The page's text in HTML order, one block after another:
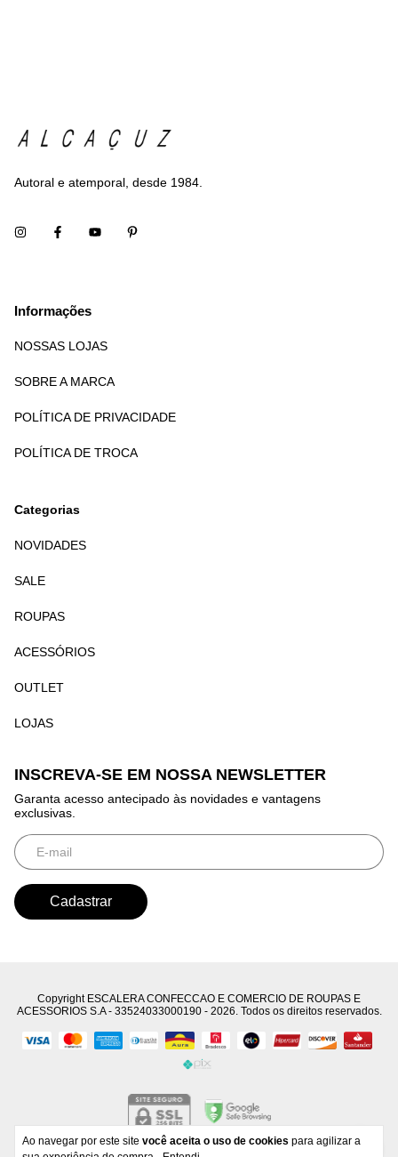
Ao navegar por este site você aceita o uso de cookies para agilizar a
Autoral e atemporal, desde 1984.
Informações
NOSSAS LOJAS
SOBRE A MARCA
POLÍTICA DE PRIVACIDADE
POLÍTICA DE TROCA
Categorias
NOVIDADES
SALE
ROUPAS
ACESSÓRIOS
OUTLET
LOJAS
INSCREVA-SE EM NOSSA NEWSLETTER
Garanta acesso antecipado às novidades e vantagens
exclusivas.
Copyright ESCALERA CONFECCAO E COMERCIO DE ROUPAS E
ACESSORIOS S.A - 33524033000190 - 2026. Todos os direitos reservados.
Developed by